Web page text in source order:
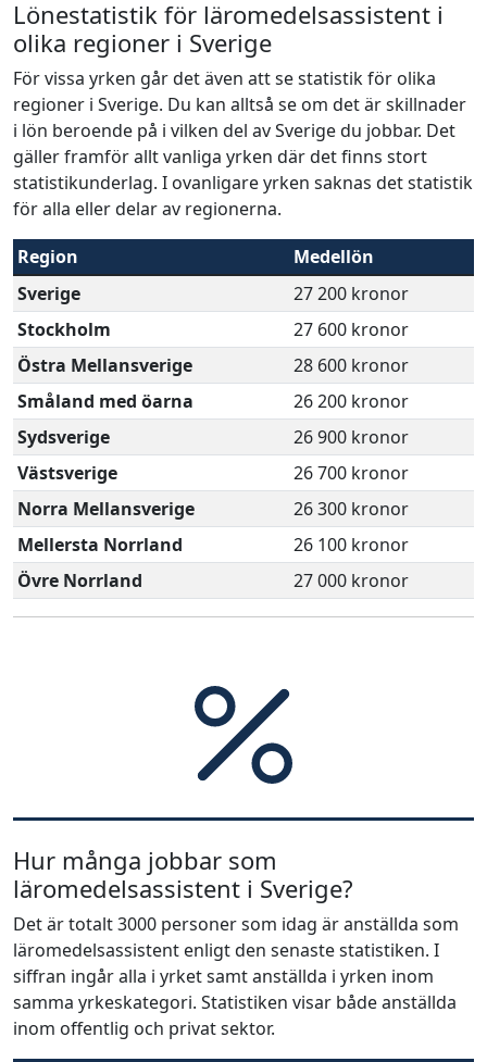
Lönestatistik för läromedelsassistent i
olika regioner i Sverige
För vissa yrken går det även att se statistik för olika
regioner i Sverige. Du kan alltså se om det är skillnader
i lön beroende på i vilken del av Sverige du jobbar. Det
gäller framför allt vanliga yrken där det finns stort
statistikunderlag. I ovanligare yrken saknas det statistik
för alla eller delar av regionerna.
Region
Medellön
Sverige
27 200 kronor
Stockholm
27 600 kronor
Östra Mellansverige
28 600 kronor
Småland med öarna
26 200 kronor
Sydsverige
26 900 kronor
Västsverige
26 700 kronor
Norra Mellansverige
26 300 kronor
Mellersta Norrland
26 100 kronor
Övre Norrland
27 000 kronor
Hur många jobbar som
läromedelsassistent i Sverige?
Det är totalt 3000 personer som idag är anställda som
läromedelsassistent enligt den senaste statistiken. I
siffran ingår alla i yrket samt anställda i yrken inom
samma yrkeskategori. Statistiken visar både anställda
inom offentlig och privat sektor.